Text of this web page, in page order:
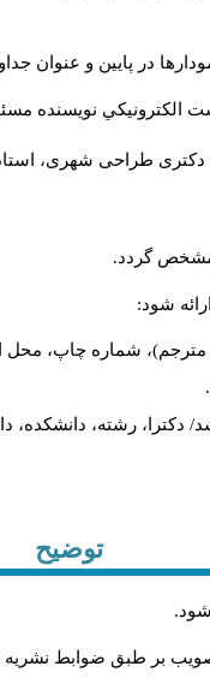
در پایین و عنوان
الكترونيكي نويسنده
دکتری طراحی شهری،
مشخص گردد.
شود:
مترجم)، شماره چاپ، محل
دکترا، رشته، دانشکده،
توضیح
.
بر طبق ضوابط نشريه